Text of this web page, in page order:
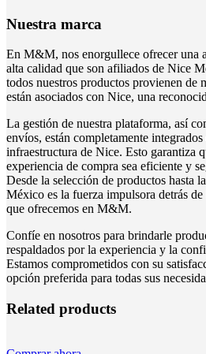
Nuestra marca
En M&M, nos enorgullece ofrecer una
alta calidad que son afiliados de Nice
todos nuestros productos provienen de
están asociados con Nice, una
La gestión de nuestra plataforma, así
envíos, están completamente
infraestructura de Nice. Esto garantiza
experiencia de compra sea eficiente y
Desde la selección de productos hasta
México es la fuerza impulsora detrás
que ofrecemos en M&M.
Confíe en nosotros para brindarle
respaldados por la experiencia y la
Estamos comprometidos con su
opción preferida para todas sus
Related products